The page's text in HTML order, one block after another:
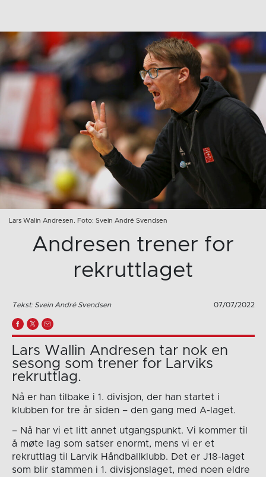
Lars Walin Andresen. Foto: Svein André Svendsen
Andresen trener for
rekruttlaget
Tekst: Svein André Svendsen 07/07/2022
Lars Wallin Andresen tar nok en
sesong som trener for Larviks
rekruttlag.
Nå er han tilbake i 1. divisjon, der han startet i
klubben for tre år siden – den gang med A-laget.
– Nå har vi et litt annet utgangspunkt. Vi kommer til
å møte lag som satser enormt, mens vi er et
rekruttlag til Larvik Håndballklubb. Det er J18-laget
som blir stammen i 1. divisjonslaget, med noen eldre